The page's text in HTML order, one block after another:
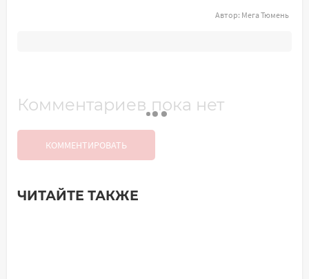
Автор: Мега Тюмень
Комментариев пока нет
КОММЕНТИРОВАТЬ
Добавить комментарий
ЧИТАЙТЕ ТАКЖЕ